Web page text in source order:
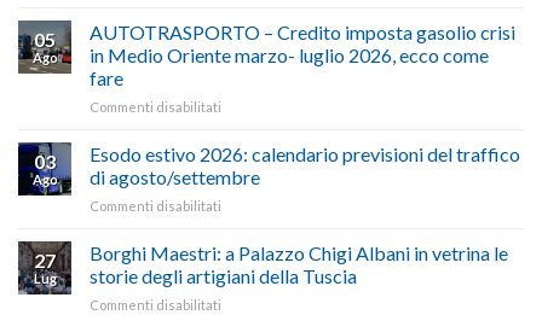
–
Cna
il
riconoscimento
del
tradizione
italiana”
05
Ago
AUTOTRASPORTO – Credito imposta gasolio crisi
in Medio Oriente marzo- luglio 2026, ecco come
fare
Commenti disabilitati
–
imposta
in
Medio
Oriente
03
Ago
Esodo estivo 2026: calendario previsioni del traffico
di agosto/settembre
Commenti disabilitati
estivo
calendario
27
Lug
Borghi Maestri: a Palazzo Chigi Albani in vetrina le
storie degli artigiani della Tuscia
Commenti disabilitati